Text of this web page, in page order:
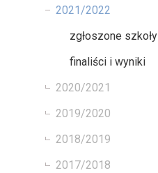
2021/2022
zgłoszone szkoły
finaliści i wyniki
2020/2021
2019/2020
2018/2019
2017/2018